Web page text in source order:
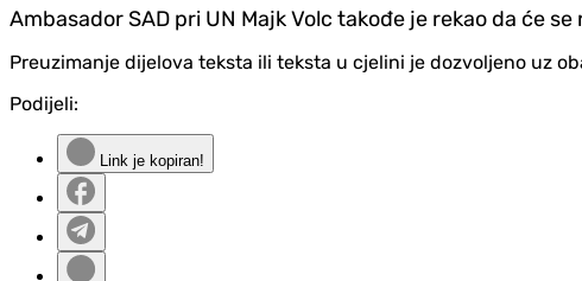
Ambasador SAD pri UN Majk Volc takođe je rekao da će
Preuzimanje dijelova teksta ili teksta u cjelini je dozvoljeno uz
Podijeli:
Link je kopiran!